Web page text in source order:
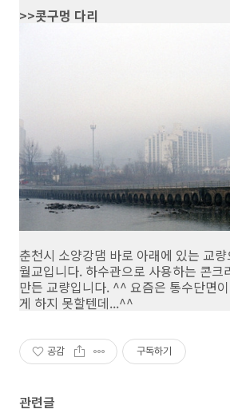
>>콧구멍 다리
춘천시 소양강댐 바로 아래에 있는 교
월교입니다. 하수관으로 사용하는 콘크
만든 교량입니다. ^^ 요즘은 통수단면
게 하지 못할텐데...^^
공감 구독하기
관련글